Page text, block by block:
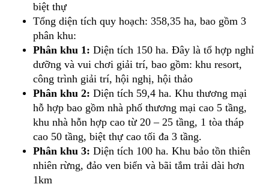
biệt thự
Tổng diện tích quy hoạch: 358,35 ha, bao gồm 3
phân khu:
Phân khu 1: Diện tích 150 ha. Đây là tổ hợp nghỉ
dưỡng và vui chơi giải trí, bao gồm: khu resort,
công trình giải trí, hội nghị, hội thảo
Phân khu 2: Diện tích 59,4 ha. Khu thương mại
hỗ hợp bao gồm nhà phố thương mại cao 5 tầng,
khu nhà hỗn hợp cao từ 20 – 25 tầng, 1 tòa tháp
cao 50 tầng, biệt thự cao tối đa 3 tầng.
Phân khu 3: Diện tích 100 ha. Khu bảo tồn thiên
nhiên rừng, đảo ven biển và bãi tắm trải dài hơn
1km